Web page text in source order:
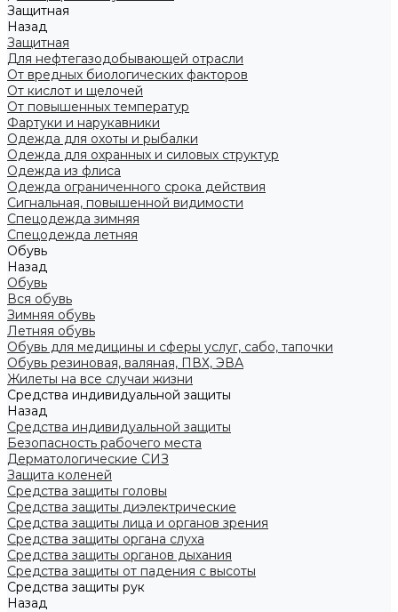
Защитная
Назад
Защитная
Для нефтегазодобывающей отрасли
От вредных биологических факторов
От кислот и щелочей
От повышенных температур
Фартуки и нарукавники
Одежда для охоты и рыбалки
Одежда для охранных и силовых структур
Одежда из флиса
Одежда ограниченного срока действия
Сигнальная, повышенной видимости
Спецодежда зимняя
Спецодежда летняя
Обувь
Назад
Обувь
Вся обувь
Зимняя обувь
Летняя обувь
Обувь для медицины и сферы услуг, сабо, тапочки
Обувь резиновая, валяная, ПВХ, ЭВА
Жилеты на все случаи жизни
Средства индивидуальной защиты
Назад
Средства индивидуальной защиты
Безопасность рабочего места
Дерматологические СИЗ
Защита коленей
Средства защиты головы
Средства защиты диэлектрические
Средства защиты лица и органов зрения
Средства защиты органа слуха
Средства защиты органов дыхания
Средства защиты от падения с высоты
Средства защиты рук
Назад